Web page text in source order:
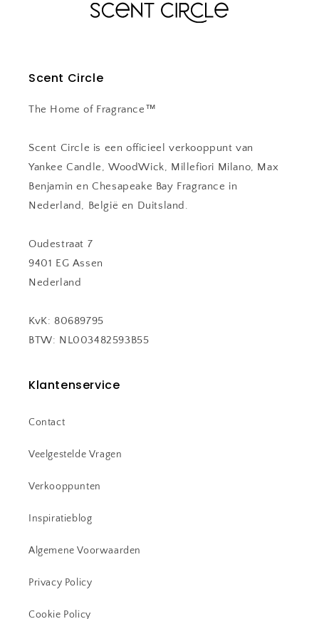
Scent Circle
The Home of Fragrance™
Scent Circle is een officieel verkooppunt van
Yankee Candle, WoodWick, Millefiori Milano, Max
Benjamin en Chesapeake Bay Fragrance in
Nederland, België en Duitsland.
Oudestraat 7
9401 EG Assen
Nederland
KvK: 80689795
BTW: NL003482593B55
Klantenservice
Contact
Veelgestelde Vragen
Verkooppunten
Inspiratieblog
Algemene Voorwaarden
Privacy Policy
Cookie Policy